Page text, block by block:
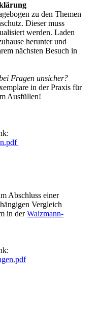
zu den Themen
Dieser muss
werden. Laden
herunter und
nächsten Besuch in
Fragen unsicher?
in der Praxis für
Ausfüllen!
Abschluss einer
Vergleich
in derWaizmann-